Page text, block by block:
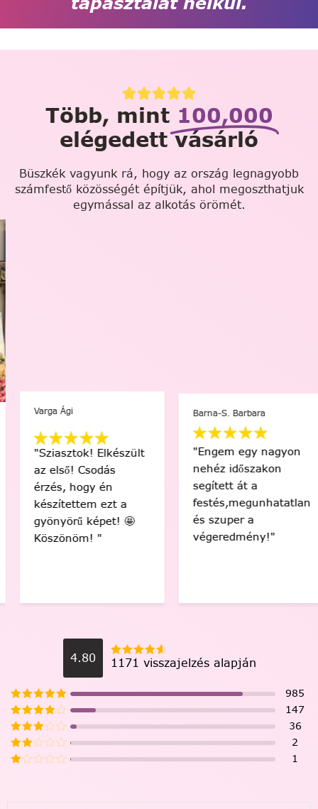
Több, mint 100,000
elégedett vásárló
Büszkék vagyunk rá, hogy az ország legnagyobb
számfestő közösségét építjük, ahol megoszthatjuk
egymással az alkotás örömét.
Varga Ági
"Sziasztok! Elkészült
az első! Csodás
érzés, hogy én
készítettem ezt a
gyönyörű képet! 🤩
Köszönöm! "
Barna-S. Barbara
"Engem egy nagyon
nehéz időszakon
segített át a
festés,megunhatatlan
és szuper a
végeredmény!"
4.80 1171 visszajelzés alapján
985
147
36
2
1